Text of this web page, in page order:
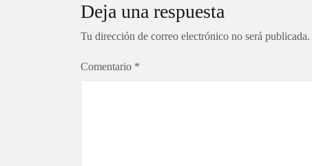
Deja una respuesta
Tu dirección de correo electrónico no será publicada.
Comentario *